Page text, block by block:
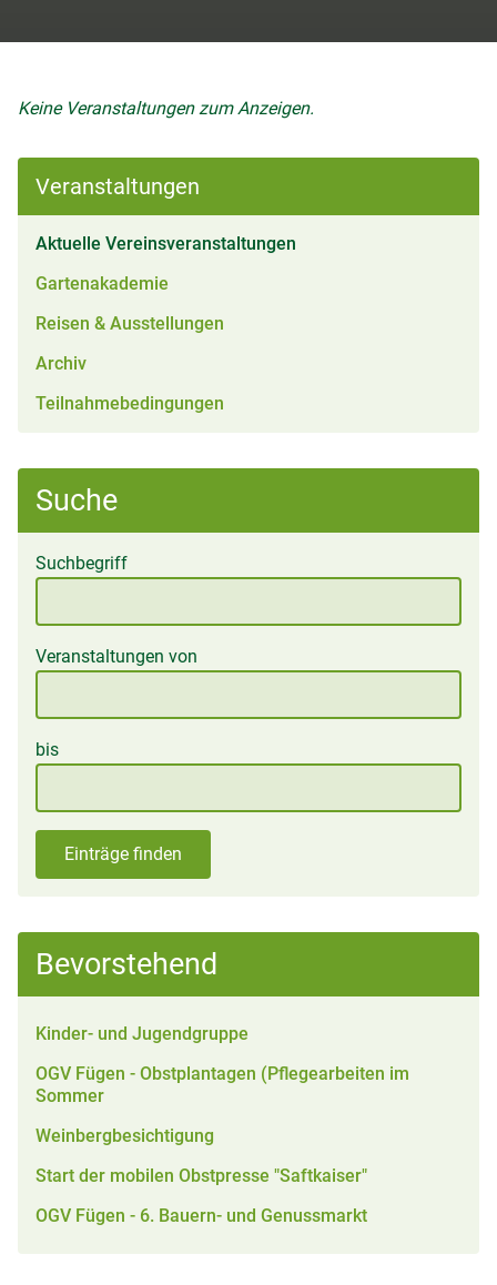
Veranstaltungen
Aktuelle Vereinsveranstaltungen
Gartenakademie
Reisen & Ausstellungen
Archiv
Teilnahmebedingungen
Suche
Suchbegriff
Veranstaltungen von
bis
Einträge finden
Bevorstehend
Kinder- und Jugendgruppe
OGV Fügen - Obstplantagen (Pflegearbeiten im
Sommer
Weinbergbesichtigung
Start der mobilen Obstpresse "Saftkaiser"
OGV Fügen - 6. Bauern- und Genussmarkt
Keine Veranstaltungen zum Anzeigen.